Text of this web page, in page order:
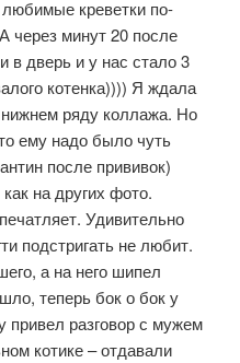
креветки по-
через минут 20 после
в дверь и у нас стало 3
котенка)))) Я ждала
ряду коллажа. Но
ему надо было чуть
после прививок)
на других фото.
Удивительно
подстригать не любит.
а на него шипел
теперь бок о бок у
привел разговор с мужем
котике – отдавали